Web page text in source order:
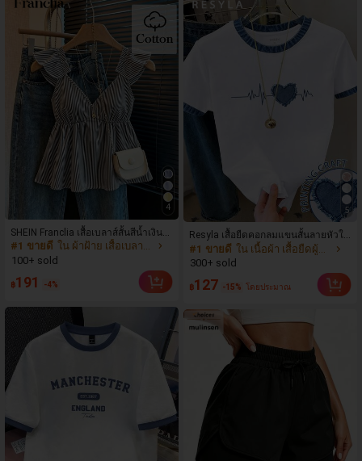
4
SHEIN Franclia เสื้อเบลาส์สั้นสีน้ำเงินล
ายทางน่ารัก แต่งระบาย เซ็กซี่ เปิดหลัง
คอเว้าลึก
#1 ขายดี
ใน ผ้าฝ้าย เสื้อเบลาส์ผู้หญิง
100+ sold
฿191 -4%
5
Resyla เสื้อยืดคอกลมแขนสั้นลายหัวใจ
สีบล็อกลำลองสำหรับผู้หญิง, ฤดูร้อน
#1 ขายดี
300+ sold
฿127 -15% โดยประมาณ